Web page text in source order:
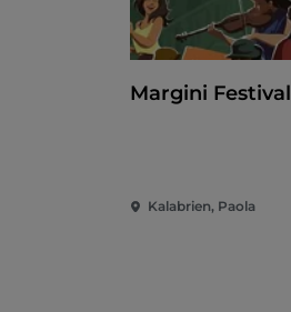
Margini Festival
Kalabrien, Paola